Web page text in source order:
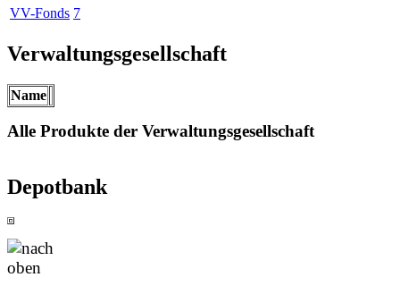
VV-Fonds 7
Verwaltungsgesellschaft
Name
Alle Produkte der Verwaltungsgesellschaft
Depotbank